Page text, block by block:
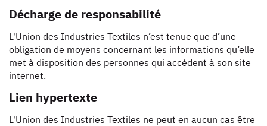
Décharge de responsabilité
L'Union des Industries Textiles n’est tenue que d’une
obligation de moyens concernant les informations qu’elle
met à disposition des personnes qui accèdent à son site
internet.
Lien hypertexte
L'Union des Industries Textiles ne peut en aucun cas être